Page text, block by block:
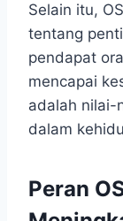
Selain itu,
tentang
pendapat
mencapai
adalah nilai-
dalam
Peran